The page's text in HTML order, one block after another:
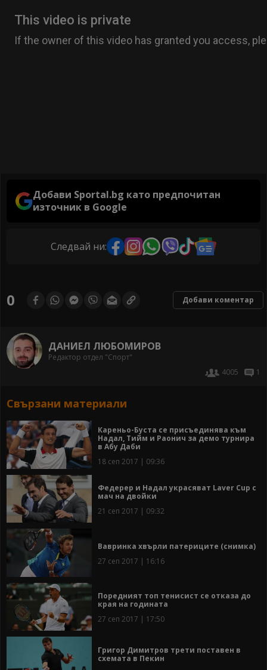
Добави Sportal.bg като предпочитан
източник в Google
Следвай ни:
0 Добави коментар
ДАНИЕЛ ЛЮБОМИРОВ
Редактор отдел "Спорт"
4005
1
Свързани материали
Кареньо-Буста се присъединява към
Надал, Тийм и Раонич за демо турнира
в Абу Даби
18 сеп 2017 | 09:36
Федерер и Надал украсяват Laver Cup с
мач на двойки
21 сеп 2017 | 09:32
Вавринка хвърли патериците (снимка)
27 сеп 2017 | 16:16
Поредният топ тенисист се отказа до
края на годината
27 сеп 2017 | 17:50
Григор Димитров трети поставен в
схемата в Пекин